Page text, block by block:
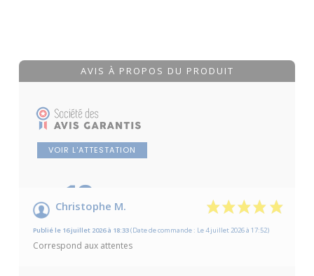
AVIS À PROPOS DU PRODUIT
VOIR L'ATTESTATION
10/10
Basé sur 7 avis
Christophe M.
Publié le 16 juillet 2026 à 18:33(Date de commande : Le 4 juillet 2026 à 17:52)
Correspond aux attentes